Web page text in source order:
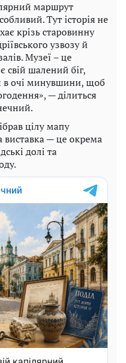
маршрут
Тут історія не
крізь старовинну
узвозу й
Музеї – це
свій шалений біг,
в очі минувшини, щоб
— ділиться
цілу мапу
виставка — це окрема
долі та